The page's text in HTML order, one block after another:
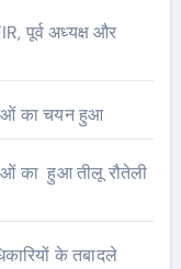
पूर्व अध्यक्ष और
का चयन हुआ
का हुआ तीलू रौतेली
के तबादले